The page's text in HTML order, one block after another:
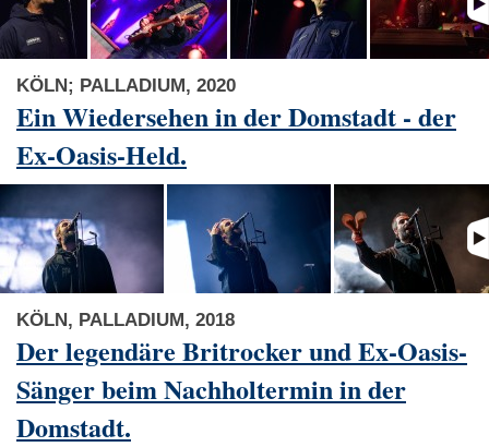
KÖLN; PALLADIUM, 2020
Ein Wiedersehen in der Domstadt - der
Ex-Oasis-Held.
KÖLN, PALLADIUM, 2018
Der legendäre Britrocker und Ex-Oasis-
Sänger beim Nachholtermin in der
Domstadt.